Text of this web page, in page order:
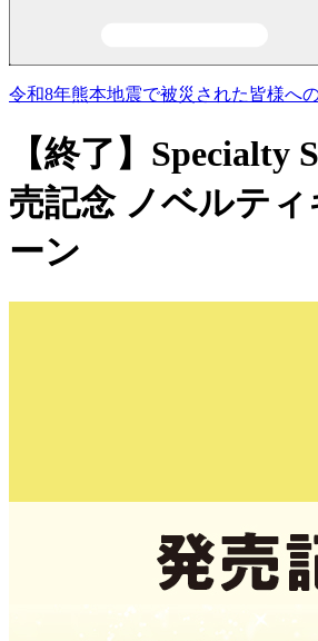
令和8年熊本地震で被災された皆様へ
【終了】Specialty
売記念 ノベルテ
ーン